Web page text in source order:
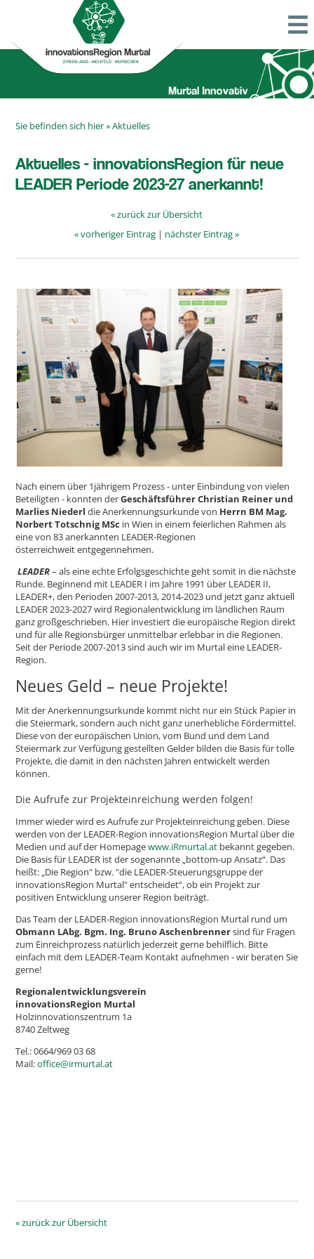
Sie befinden sich hier »Aktuelles
Aktuelles - innovationsRegion für neue
LEADER Periode 2023-27 anerkannt!
« zurück zur Übersicht
« vorheriger Eintrag | nächster Eintrag »
Nach einem über 1jährigem Prozess - unter Einbindung von vielen
Beteiligten - konnten derGeschäftsführer Christian Reiner und
Marlies Niederldie Anerkennungsurkunde von Herrn BM Mag.
Norbert Totschnig MSc in Wien in einem feierlichen Rahmen als
eine von 83 anerkannten LEADER-Regionen
österreichweit entgegennehmen.
LEADER– als eine echte Erfolgsgeschichte geht somit in die nächste
Runde. Beginnend mit LEADER I im Jahre 1991 über LEADER II,
LEADER+, den Perioden 2007-2013, 2014-2023 und jetzt ganz aktuell
LEADER 2023-2027 wird Regionalentwicklung im ländlichen Raum
ganz großgeschrieben. Hier investiert die europäische Region direkt
und für alle Regionsbürger unmittelbar erlebbar in die Regionen.
Seit der Periode 2007-2013 sind auch wir im Murtal eine LEADER-
Region.
Neues Geld – neue Projekte!
Mit der Anerkennungsurkunde kommt nicht nur ein Stück Papier in
die Steiermark, sondern auch nicht ganz unerhebliche Fördermittel.
Diese von der europäischen Union, vom Bund und dem Land
Steiermark zur Verfügung gestellten Gelder bilden die Basis für tolle
Projekte, die damit in den nächsten Jahren entwickelt werden
können.
Die Aufrufe zur Projekteinreichung werden folgen!
Immer wieder wird es Aufrufe zur Projekteinreichung geben. Diese
werden von der LEADER-Region innovationsRegion Murtal über die
Medien und auf der Homepagewww.iRmurtal.at bekannt gegeben.
Die Basis für LEADER ist der sogenannte „bottom-up Ansatz“. Das
heißt: „Die Region" bzw. "die LEADER-Steuerungsgruppe der
innovationsRegion Murtal"entscheidet“, ob ein Projekt zur
positiven Entwicklung unserer Region beiträgt.
Das Team der LEADER-Region innovationsRegion Murtal rund um
Obmann LAbg. Bgm. Ing. Bruno Aschenbrennersind für Fragen
zum Einreichprozess natürlich jederzeit gerne behilflich. Bitte
einfach mit dem LEADER-Team Kontakt aufnehmen - wir beraten Sie
gerne!
Regionalentwicklungsverein
innovationsRegion Murtal
Holzinnovationszentrum 1a
8740 Zeltweg
Tel.: 0664/969 03 68
Mail:office@irmurtal.at
« zurück zur Übersicht